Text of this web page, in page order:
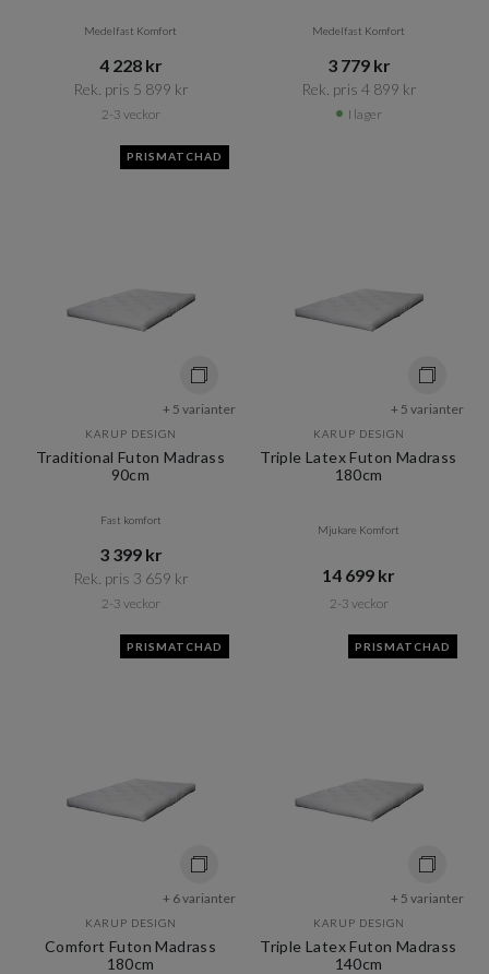
Medelfast Komfort
4 228 kr​​
Rek. pris 5 899 kr​​
2-3 veckor
Medelfast Komfort
3 779 kr​​
Rek. pris 4 899 kr​​
I lager
PRISMATCHAD
+ 5 varianter
KARUP DESIGN
Traditional Futon Madrass
90cm
Fast komfort
3 399 kr​​
Rek. pris 3 659 kr​​
2-3 veckor
+ 5 varianter
KARUP DESIGN
Triple Latex Futon Madrass
180cm
Mjukare Komfort
14 699 kr​​
2-3 veckor
PRISMATCHAD
+ 6 varianter
KARUP DESIGN
Comfort Futon Madrass
180cm
PRISMATCHAD
+ 5 varianter
KARUP DESIGN
Triple Latex Futon Madrass
140cm